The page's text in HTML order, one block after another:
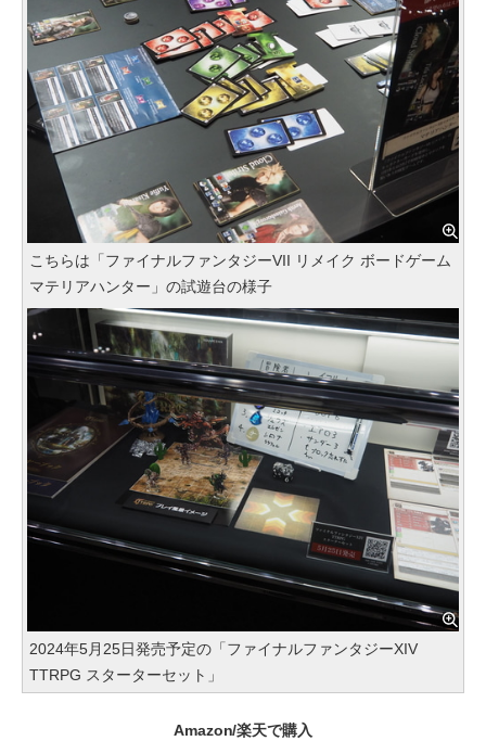
こちらは「ファイナルファンタジーVII リメイク ボードゲーム
マテリアハンター」の試遊台の様子
2024年5月25日発売予定の「ファイナルファンタジーXIV
TTRPG スターターセット」
Amazon/楽天で購入